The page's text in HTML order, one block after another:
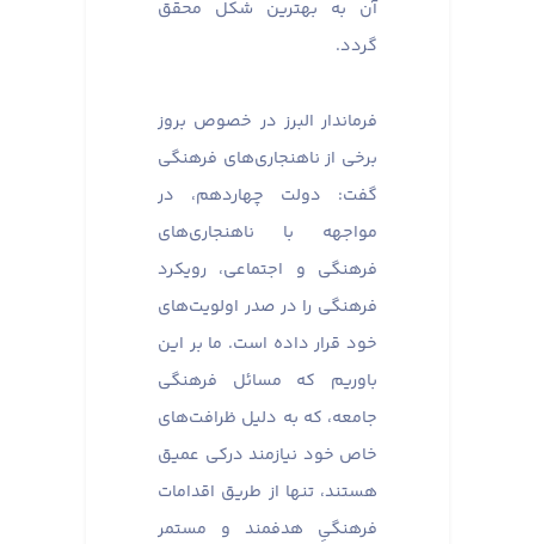
آن به بهترین شکل محقق
گردد.
فرماندار البرز در خصوص بروز
برخی از ناهنجاری‌های فرهنگی
گفت: دولت چهاردهم، در
مواجهه با ناهنجاری‌های
فرهنگی و اجتماعی، رویکرد
فرهنگی را در صدر اولویت‌های
خود قرار داده است. ما بر این
باوریم که مسائل فرهنگی
جامعه، که به دلیل ظرافت‌های
خاص خود نیازمند درکی عمیق
هستند، تنها از طریق اقدامات
فرهنگیِ هدفمند و مستمر